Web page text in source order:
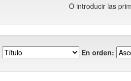
O introducir las
En orden: